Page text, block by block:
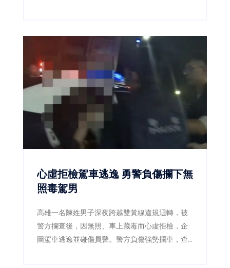
心虛拒檢駕車逃逸 勇警負傷攔下無
照毒駕男
高雄一名陳姓男子深夜跨越雙黃線違規迴轉，被
警方攔查後，因無照、車上藏毒而心虛拒檢，企
圖駕車逃逸並碰傷員警。警方負傷強勢攔車，查